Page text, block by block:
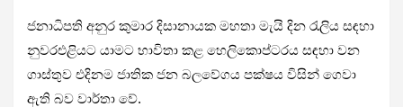
ජනාධිපති අනුර කුමාර දිසානායක මහතා මැයි දින රැලිය සඳහා
නුවරඑළියට යාමට භාවිතා කළ හෙලිකොප්ටරය සඳහා වන
ගාස්තුව එදිනම ජාතික ජන බලවේගය පක්ෂය විසින් ගෙවා
ඇති බව වාර්තා වේ.